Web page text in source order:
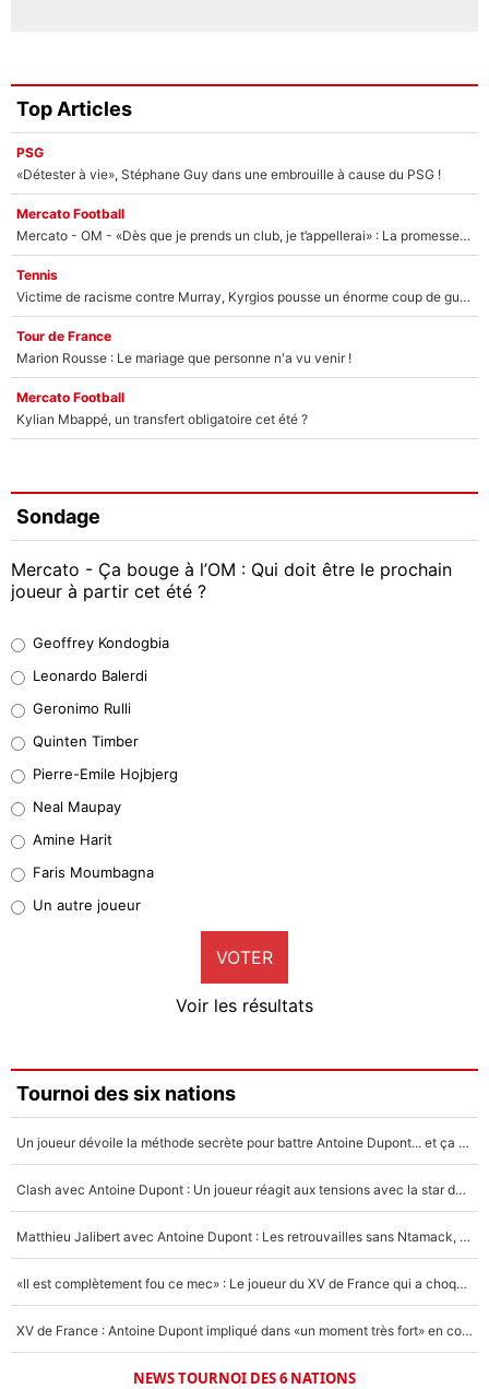
Top Articles
PSG
«Détester à vie», Stéphane Guy dans une embrouille à cause du PSG !
Mercato Football
Mercato - OM - «Dès que je prends un club, je t’appellerai» : La promesse de Marcelino au moment de claquer la porte
Tennis
Victime de racisme contre Murray, Kyrgios pousse un énorme coup de gueule !
Tour de France
Marion Rousse : Le mariage que personne n'a vu venir !
Mercato Football
Kylian Mbappé, un transfert obligatoire cet été ?
Sondage
Mercato - Ça bouge à l’OM : Qui doit être le prochain
joueur à partir cet été ?
38%
32%
5%
1%
9%
Faris Moumbagna
4%
Un autre joueur
5%
Geoffrey Kondogbia
Leonardo Balerdi
Geronimo Rulli
Quinten Timber
Pierre-Emile Hojbjerg
Neal Maupay
Amine Harit
Faris Moumbagna
Un autre joueur
VOTER
Voir les résultats
Tournoi des six nations
Un joueur dévoile la méthode secrète pour battre Antoine Dupont... et ça marche !
Clash avec Antoine Dupont : Un joueur réagit aux tensions avec la star du XV de France !
Matthieu Jalibert avec Antoine Dupont : Les retrouvailles sans Ntamack, «il y a eu des discussions»
«Il est complètement fou ce mec» : Le joueur du XV de France qui a choqué Matthieu Jalibert !
XV de France : Antoine Dupont impliqué dans «un moment très fort» en coulisses
NEWS TOURNOI DES 6 NATIONS